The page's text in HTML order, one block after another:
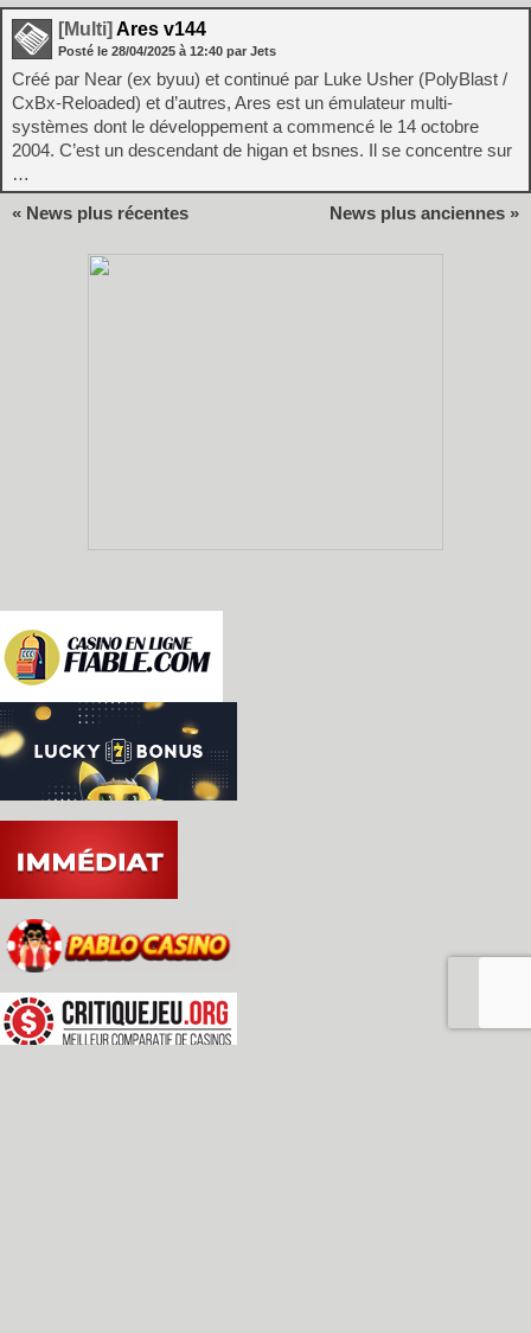
[Multi] Ares v144
Posté le 28/04/2025 à 12:40 par Jets
Créé par Near (ex byuu) et continué par Luke Usher (PolyBlast /
CxBx-Reloaded) et d’autres, Ares est un émulateur multi-
systèmes dont le développement a commencé le 14 octobre
2004. C’est un descendant de higan et bsnes. Il se concentre sur
…
« News plus récentes
News plus anciennes »